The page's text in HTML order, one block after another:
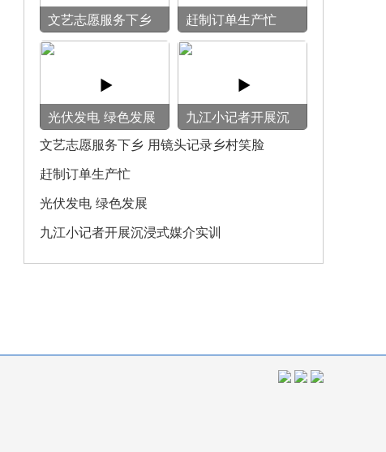
文艺志愿服务下乡
用镜头记录乡村笑
赶制订单生产忙
光伏发电 绿色发展
九江小记者开展沉
浸式媒介实训
文艺志愿服务下乡 用镜头记录乡村笑脸
赶制订单生产忙
光伏发电 绿色发展
九江小记者开展沉浸式媒介实训